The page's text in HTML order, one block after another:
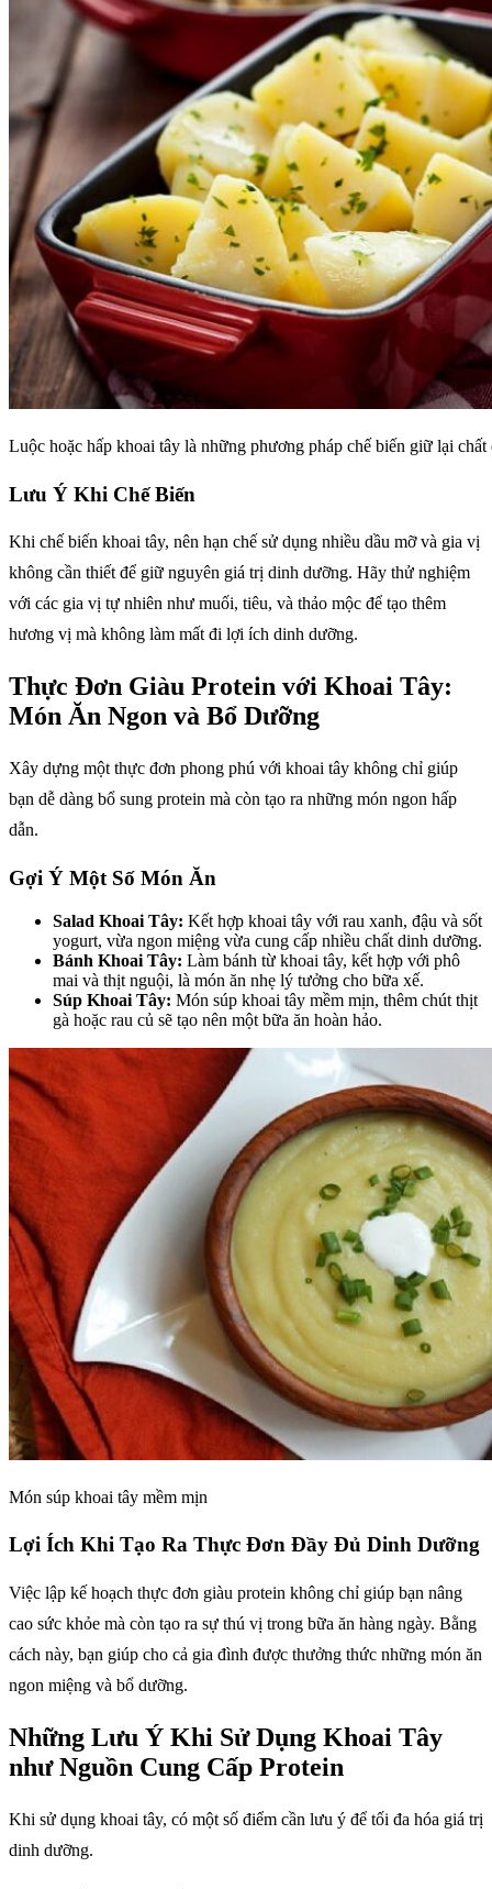
Luộc hoặc hấp khoai tây là những phương pháp chế biến giữ lại
Lưu Ý Khi Chế Biến
Khi chế biến khoai tây, nên hạn chế sử dụng nhiều dầu mỡ và gia vị
không cần thiết để giữ nguyên giá trị dinh dưỡng. Hãy thử nghiệm
với các gia vị tự nhiên như muối, tiêu, và thảo mộc để tạo thêm
hương vị mà không làm mất đi lợi ích dinh dưỡng.
Thực Đơn Giàu Protein với Khoai Tây:
Món Ăn Ngon và Bổ Dưỡng
Xây dựng một thực đơn phong phú với khoai tây không chỉ giúp
bạn dễ dàng bổ sung protein mà còn tạo ra những món ngon hấp
dẫn.
Gợi Ý Một Số Món Ăn
Salad Khoai Tây: Kết hợp khoai tây với rau xanh, đậu và sốt
yogurt, vừa ngon miệng vừa cung cấp nhiều chất dinh dưỡng.
Bánh Khoai Tây: Làm bánh từ khoai tây, kết hợp với phô
mai và thịt nguội, là món ăn nhẹ lý tưởng cho bữa xế.
Súp Khoai Tây: Món súp khoai tây mềm mịn, thêm chút thịt
gà hoặc rau củ sẽ tạo nên một bữa ăn hoàn hảo.
Món súp khoai tây mềm mịn
Lợi Ích Khi Tạo Ra Thực Đơn Đầy Đủ Dinh Dưỡng
Việc lập kế hoạch thực đơn giàu protein không chỉ giúp bạn nâng
cao sức khỏe mà còn tạo ra sự thú vị trong bữa ăn hàng ngày. Bằng
cách này, bạn giúp cho cả gia đình được thưởng thức những món ăn
ngon miệng và bổ dưỡng.
Những Lưu Ý Khi Sử Dụng Khoai Tây
như Nguồn Cung Cấp Protein
Khi sử dụng khoai tây, có một số điểm cần lưu ý để tối đa hóa giá trị
dinh dưỡng.